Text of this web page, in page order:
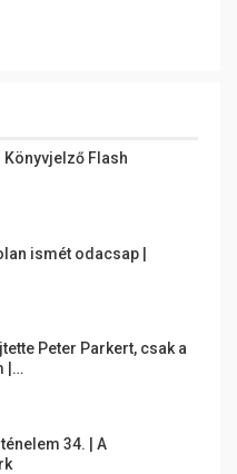
Könyvjelző Flash
ismét odacsap |
Peter Parkert, csak a
|…
34. | A